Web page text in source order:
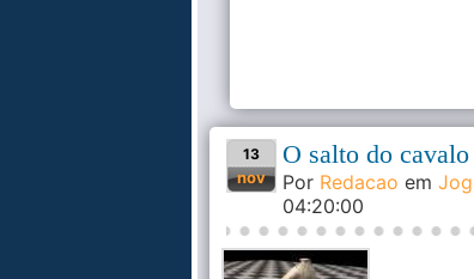
13
nov
O salto do cavalo
Por Redacao em
04:20:00